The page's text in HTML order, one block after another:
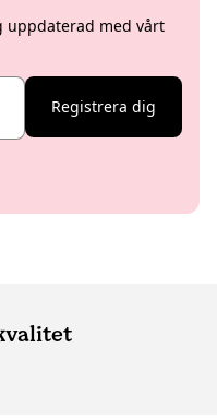
uppdaterad med vårt
Registrera dig